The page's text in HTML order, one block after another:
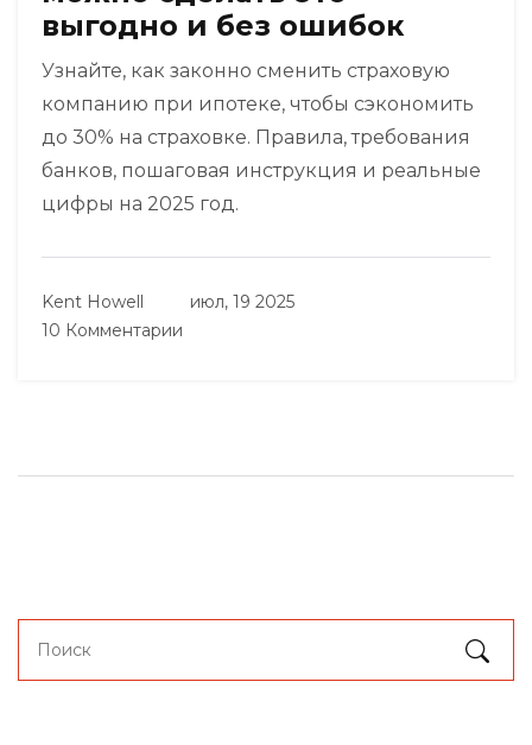
выгодно и без ошибок
Узнайте, как законно сменить страховую
компанию при ипотеке, чтобы сэкономить
до 30% на страховке. Правила, требования
банков, пошаговая инструкция и реальные
цифры на 2025 год.
Kent Howell
июл, 19 2025
10 Комментарии